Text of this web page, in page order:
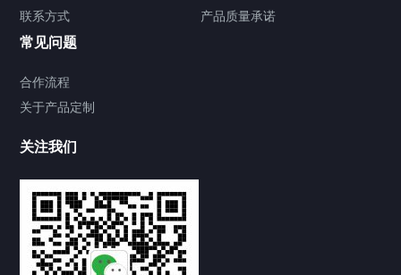
联系方式
产品质量承诺
常见问题
合作流程
关于产品定制
关注我们